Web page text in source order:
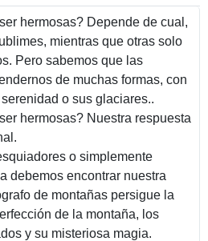
hermosas? Depende de cual,
mientras que otras solo
Pero sabemos que las
de muchas formas, con
o sus glaciares..
hermosas? Nuestra respuesta
o simplemente
debemos encontrar nuestra
de montañas persigue la
de la montaña, los
y su misteriosa magia.